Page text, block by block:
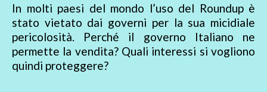
In molti paesi del mondo l’uso del Roundup è
stato vietato dai governi per la sua micidiale
pericolosità. Perché il governo Italiano ne
permette la vendita? Quali interessi si vogliono
quindi proteggere?